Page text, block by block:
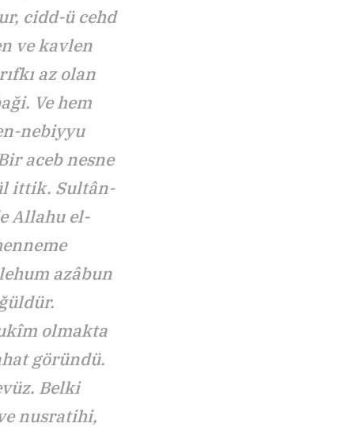
cidd-ü cehd
ve kavlen
az olan
Ve hem
nebiyyu
aceb nesne
ittik. Sultân-
Allahu el-
azâbun
olmakta
göründü.
Belki
nusratihi,